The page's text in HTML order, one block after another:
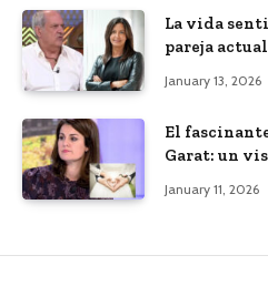
La vida
pareja
January 13, 2026
El
Garat: un
January 11, 2026